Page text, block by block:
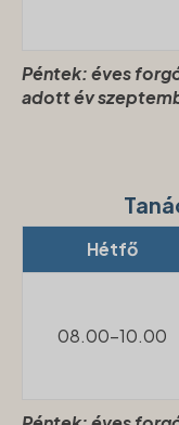
Péntek: éves
adott év
Hétfő
08.00-10.00